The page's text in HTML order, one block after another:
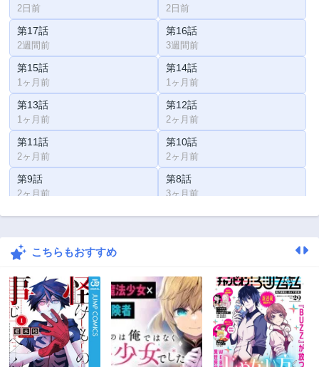
2日前 2日前
第17話
2週間前
第16話
3週間前
第15話
1ヶ月前
第14話
1ヶ月前
第13話
1ヶ月前
第12話
2ヶ月前
第11話
2ヶ月前
第10話
2ヶ月前
第9話
2ヶ月前
第8話
3ヶ月前
第7話 第6話
第5話
第3話
4ヶ月前
第2話
4ヶ月前
第1話
5ヶ月前
こちらもおすすめ